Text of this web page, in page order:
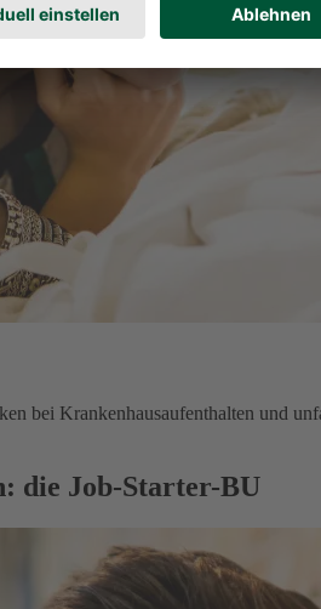
bei Krankenhausaufenthalten und
die Job-Starter-BU